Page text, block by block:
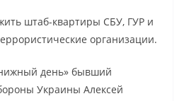
штаб-квартиры СБУ, ГУР и
организации.
день» бывший
Украины Алексей